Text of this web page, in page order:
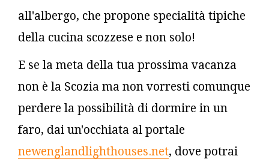
all'albergo, che propone specialità tipiche
della cucina scozzese e non solo!
E se la meta della tua prossima vacanza
non è la Scozia ma non vorresti comunque
perdere la possibilità di dormire in un
faro, dai un'occhiata al portale
newenglandlighthouses.net, dove potrai